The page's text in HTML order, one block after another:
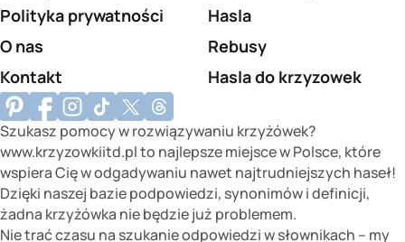
Polityka prywatności
O nas
Kontakt
Hasla
Rebusy
Hasla do krzyzowek
Szukasz pomocy w rozwiązywaniu krzyżówek?
www.krzyzowkiitd.pl to najlepsze miejsce w Polsce, które
wspiera Cię w odgadywaniu nawet najtrudniejszych haseł!
Dzięki naszej bazie podpowiedzi, synonimów i definicji,
żadna krzyżówka nie będzie już problemem.
Nie trać czasu na szukanie odpowiedzi w słownikach – my